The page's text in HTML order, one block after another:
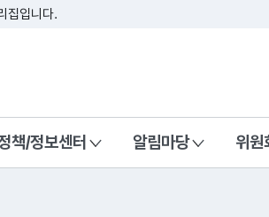
집입니다.
책/정보센터 알림마당 위원